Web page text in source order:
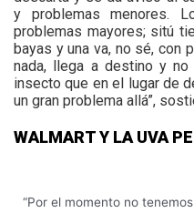
y problemas menores.
problemas mayores; sitú
bayas y una va, no sé, con
nada, llega a destino y
insecto que en el lugar de
un gran problema allá”,
WALMART Y LA UVA
“Por el momento no